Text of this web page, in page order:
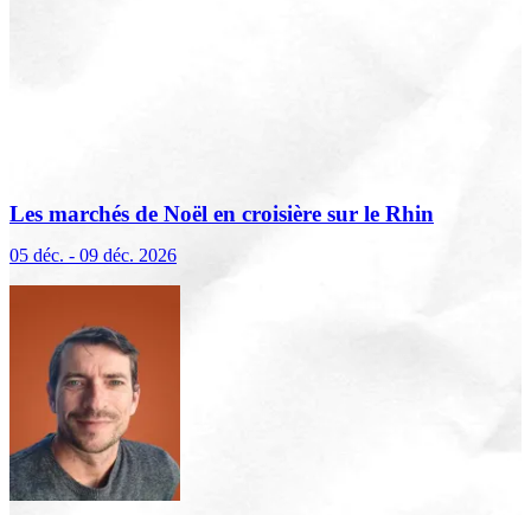
Les marchés de Noël en croisière sur le Rhin
05 déc. - 09 déc. 2026